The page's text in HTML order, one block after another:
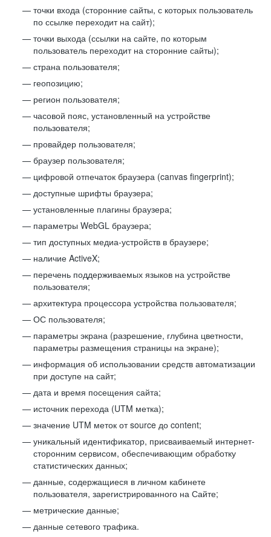
точки входа (сторонние сайты, с которых пользователь
по ссылке переходит на сайт);
точки выхода (ссылки на сайте, по которым
пользователь переходит на сторонние сайты);
страна пользователя;
геопозицию;
регион пользователя;
часовой пояс, установленный на устройстве
пользователя;
провайдер пользователя;
браузер пользователя;
цифровой отпечаток браузера (canvas fingerprint);
доступные шрифты браузера;
установленные плагины браузера;
параметры WebGL браузера;
тип доступных медиа-устройств в браузере;
наличие ActiveX;
перечень поддерживаемых языков на устройстве
пользователя;
архитектура процессора устройства пользователя;
ОС пользователя;
параметры экрана (разрешение, глубина цветности,
параметры размещения страницы на экране);
информация об использовании средств автоматизации
при доступе на сайт;
дата и время посещения сайта;
источник перехода (UTM метка);
значение UTM меток от source до content;
уникальный идентификатор, присваиваемый интернет-
сторонним сервисом, обеспечивающим обработку
статистических данных;
данные, содержащиеся в личном кабинете
пользователя, зарегистрированного на Сайте;
метрические данные;
данные сетевого трафика.